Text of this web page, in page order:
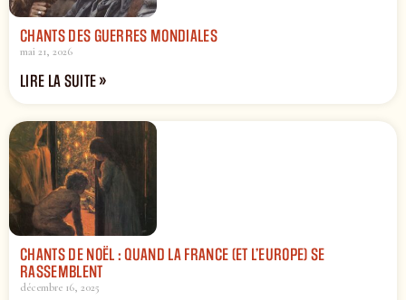
CHANTS DES GUERRES MONDIALES
mai 21, 2026
LIRE LA SUITE »
CHANTS DE NOËL : QUAND LA FRANCE (ET L’EUROPE) SE
RASSEMBLENT
décembre 16, 2025